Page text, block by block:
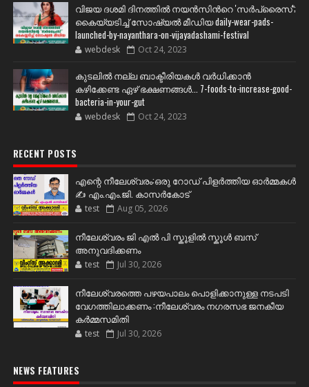
വിജയ ദശമി ദിനത്തില്‍ നയന്‍സിന്‍റെ 'സര്‍പ്രൈസ്';
കൈയ്യടിച്ച് സോഷ്യല്‍ മീഡിയ daily-wear-pads-
launched-by-nayanthara-on-vijayadashami-festival
webdesk Oct 24, 2023
കുടലിൽ നല്ല ബാക്ടീരിയകൾ വര്‍ധിക്കാന്‍
കഴിക്കേണ്ട ഏഴ് ഭക്ഷണങ്ങള്‍... 7-foods-to-increase-good-
bacteria-in-your-gut
webdesk Oct 24, 2023
RECENT POSTS
എന്റെ നീലേശ്വരം:ഒരു റോഡ് പിളർത്തിയ ഓർമ്മകൾ
✍️ എം.എം.ജി. കാസർകോട്
test Aug 05, 2026
നീലേശ്വരം ജി എൽ പി സ്കൂളിൽ സ്കൂൾ ബസ്
അനുവദിക്കണം
test Jul 30, 2026
നീലേശ്വരത്തെ പഴയപാലം പൊളിക്കാനുള്ള നടപടി
വേഗത്തിലാക്കണം :നീലേശ്വരം നഗരസഭ ജനകീയ
കർമ്മസമിതി
test Jul 30, 2026
NEWS FEATURES